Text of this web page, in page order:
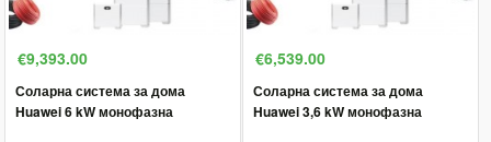
€9,393.00
Соларна система за дома
Huawei 6 kW монофазна
€6,539.00
Соларна система за дома
Huawei 3,6 kW монофазна